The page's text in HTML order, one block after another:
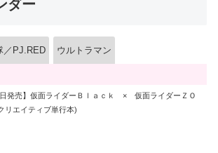
ダー
／PJ.RED ウルトラマン
日発売】仮面ライダーＢｌａｃｋ × 仮面ライダーＺＯ
リエイティブ単行本)